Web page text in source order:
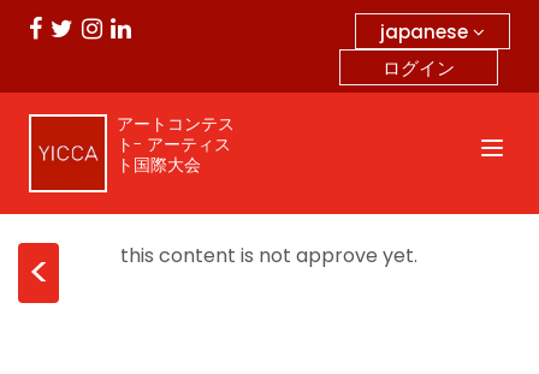
japanese
ログイン
アートコンテス
ト- アーティス
ト国際大会
< this content is not approve yet.